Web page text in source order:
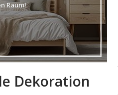
Raum!
Dekoration